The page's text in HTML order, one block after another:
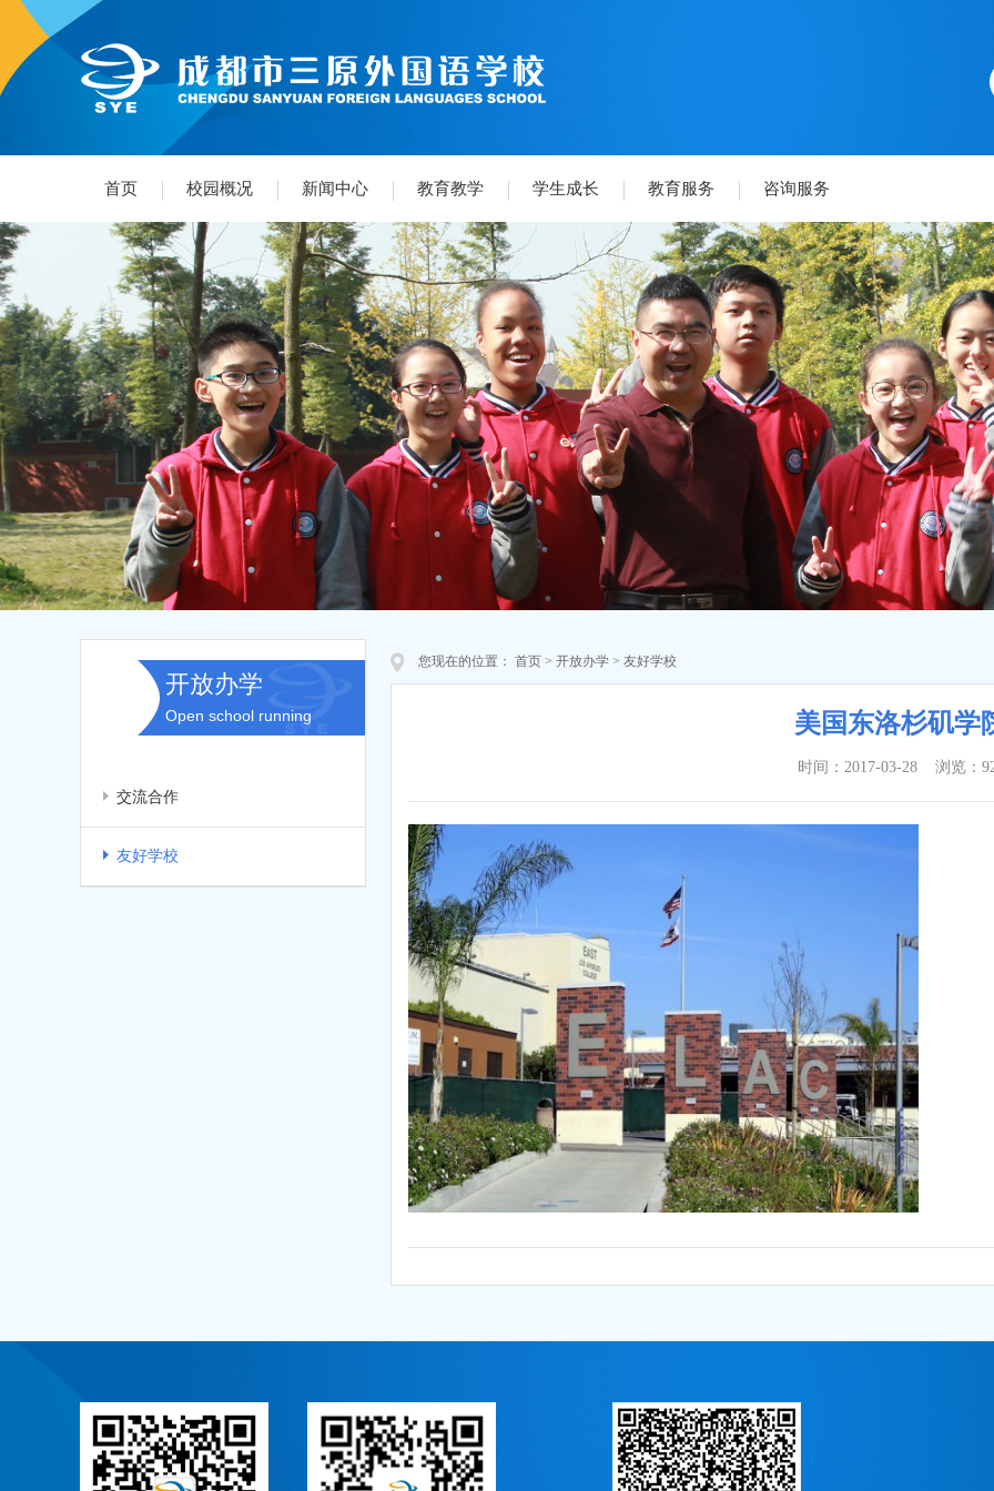
首页 校园概况 新闻中心 教育教学 学生成长 教育服务 咨询服务
开放办学
Open school running
交流合作
友好学校
您现在的位置： 首页 > 开放办学 > 友好学校
美国东洛杉矶学
时间：2017-03-28 浏览：